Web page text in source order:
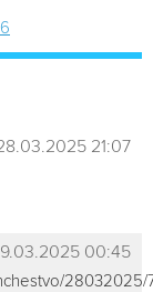
21:07
00:45
28032025/